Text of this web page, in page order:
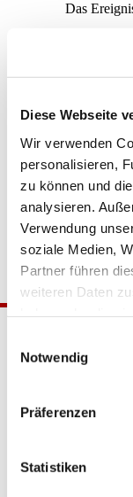
Diese Webseite
Wir verwenden
personalisieren,
zu können und
analysieren.
Verwendung
soziale Medien,
Partner führen
weiteren Daten
Notwendig
Präferenzen
Statistiken
Katholische